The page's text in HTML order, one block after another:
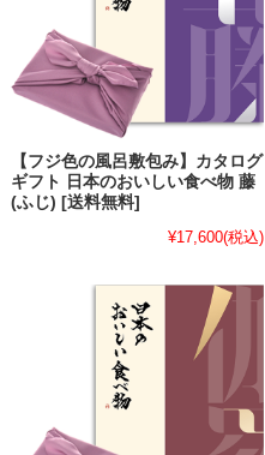
【フジ色の風呂敷包み】カタログ
ギフト 日本のおいしい食べ物 藤
(ふじ) [送料無料]
¥17,600(税込)